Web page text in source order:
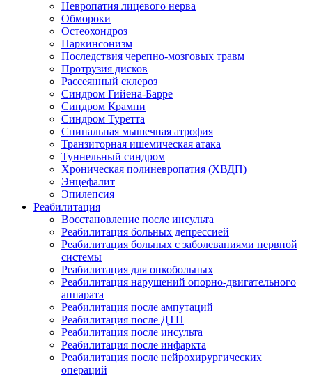
Невропатия лицевого нерва
Обмороки
Остеохондроз
Паркинсонизм
Последствия черепно-мозговых травм
Протрузия дисков
Рассеянный склероз
Синдром Гийена-Барре
Синдром Крампи
Синдром Туретта
Спинальная мышечная атрофия
Транзиторная ишемическая атака
Туннельный синдром
Хроническая полиневропатия (ХВДП)
Энцефалит
Эпилепсия
Реабилитация
Восстановление после инсульта
Реабилитация больных депрессией
Реабилитация больных с заболеваниями нервной
системы
Реабилитация для онкобольных
Реабилитация нарушений опорно-двигательного
аппарата
Реабилитация после ампутаций
Реабилитация после ДТП
Реабилитация после инсульта
Реабилитация после инфаркта
Реабилитация после нейрохирургических
операций